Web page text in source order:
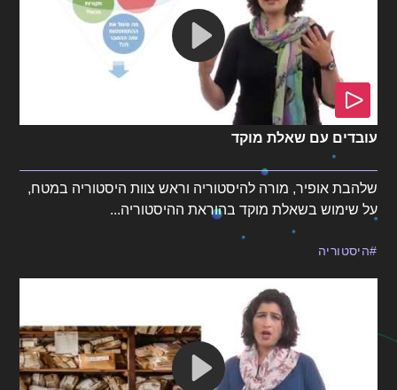
עובדים עם שאלת מוקד
שלהבת אופיר, מורה להיסטוריה וראש צוות היסטוריה במטח,
על שימוש בשאלת מוקד בהוראת ההיסטוריה...
היסטוריה